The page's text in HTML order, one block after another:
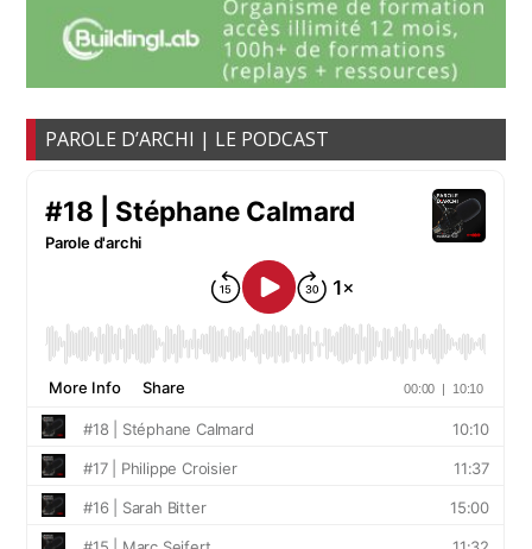
PAROLE D’ARCHI | LE PODCAST